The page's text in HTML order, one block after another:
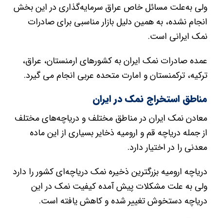
ولی به‌علت مسائل خاص عراق سرمایه‌گذاری در این بخش
انجام نشده، به همین دلیل بازار مناسبی برای صادرات
نمک ایرانی است.
عمده صادرات نمک ایران به کشورهای ارمنستان، عراق،
ترکیه، ترکمنستان و امارت متحده عربی انجام می گیرد.
مناطق استخراج نمک در ایران
معادن نمک ایران در مناطق مختلف و دریاچه‌های مختلف
از جمله دریاچه قم و ارومیه ذخایر بسیاری از این ماده
معدنی را در اختیار دارد.
دریاچه ارومیه بزرگترین ذخیره نمک دریاچه‌ای کشور را دارد
ولی به‌ علت مشکلات پیش آمده کیفیت نمک در این
دریاچه دستخوش تغییر شده و کاهش یافته است.